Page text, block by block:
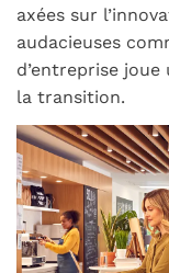
axées sur
audacieuses
d’entreprise
la transition.